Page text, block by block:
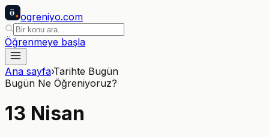
ö ogreniyo.com
Öğrenmeye başla
Ana sayfa›Tarihte Bugün
Bugün Ne Öğreniyoruz?
13 Nisan